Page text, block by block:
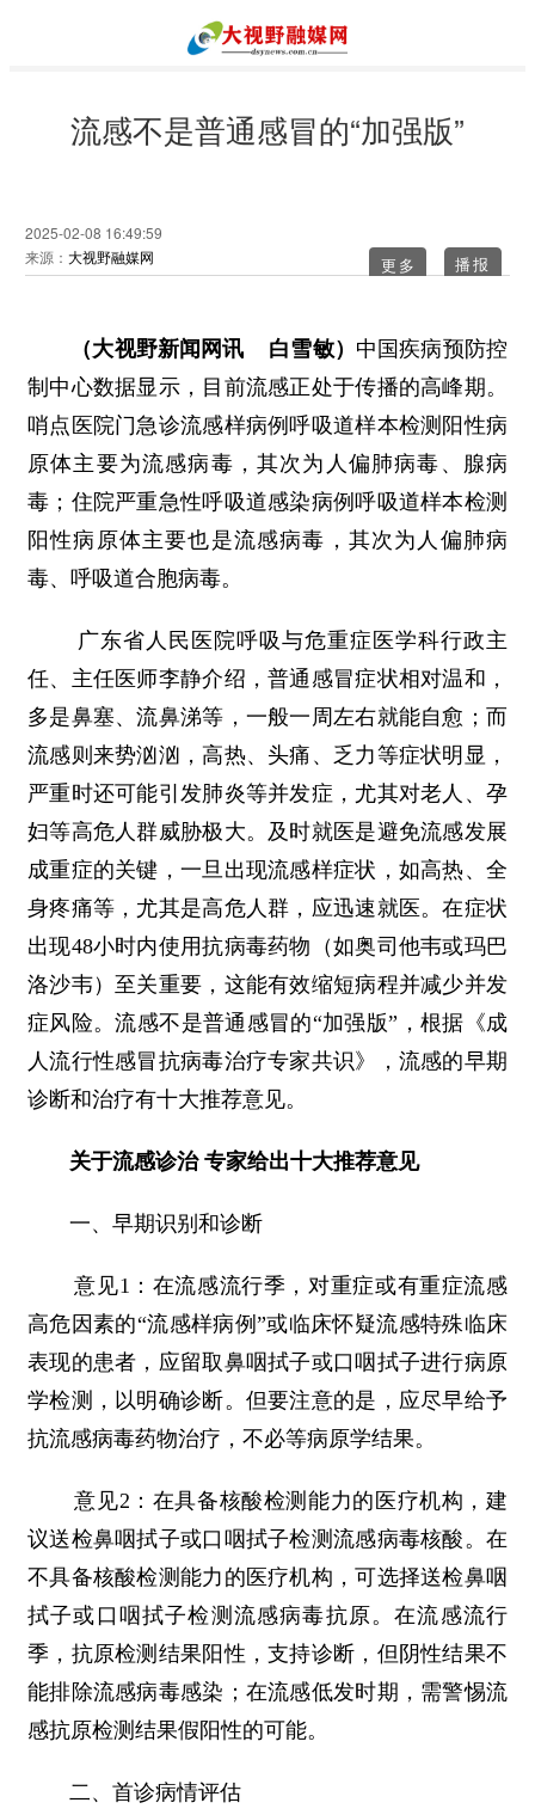
流感不是普通感冒的“加强版”
2025-02-08 16:49:59
来源： 大视野融媒网 更多
（大视野新闻网讯 白雪敏） 中国疾病预防控
制中心数据显示，目前流感正处于传播的高峰期。
哨点医院门急诊流感样病例呼吸道样本检测阳性病
原体主要为流感病毒，其次为人偏肺病毒、腺病
毒；住院严重急性呼吸道感染病例呼吸道样本检测
阳性病原体主要也是流感病毒，其次为人偏肺病
毒、呼吸道合胞病毒。
广东省人民医院呼吸与危重症医学科行政主
任、主任医师李静介绍，普通感冒症状相对温和，
多是鼻塞、流鼻涕等，一般一周左右就能自愈；而
流感则来势汹汹，高热、头痛、乏力等症状明显，
严重时还可能引发肺炎等并发症，尤其对老人、孕
妇等高危人群威胁极大。及时就医是避免流感发展
成重症的关键，一旦出现流感样症状，如高热、全
身疼痛等，尤其是高危人群，应迅速就医。在症状
出现48小时内使用抗病毒药物（如奥司他韦或玛巴
洛沙韦）至关重要，这能有效缩短病程并减少并发
症风险。流感不是普通感冒的“加强版”，根据《成
人流行性感冒抗病毒治疗专家共识》，流感的早期
诊断和治疗有十大推荐意见。
关于流感诊治 专家给出十大推荐意见
一、早期识别和诊断
意见1：在流感流行季，对重症或有重症流感
高危因素的“流感样病例”或临床怀疑流感特殊临床
表现的患者，应留取鼻咽拭子或口咽拭子进行病原
学检测，以明确诊断。但要注意的是，应尽早给予
抗流感病毒药物治疗，不必等病原学结果。
意见2：在具备核酸检测能力的医疗机构，建
议送检鼻咽拭子或口咽拭子检测流感病毒核酸。在
不具备核酸检测能力的医疗机构，可选择送检鼻咽
拭子或口咽拭子检测流感病毒抗原。在流感流行
季，抗原检测结果阳性，支持诊断，但阴性结果不
能排除流感病毒感染；在流感低发时期，需警惕流
感抗原检测结果假阳性的可能。
二、首诊病情评估